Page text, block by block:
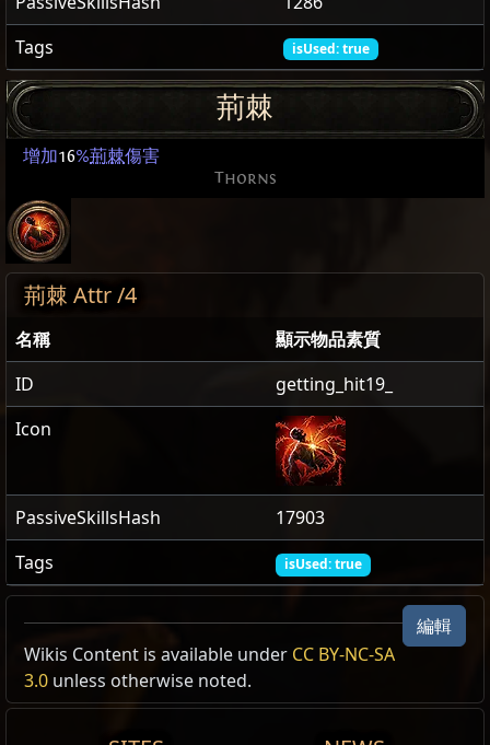
Tags
isUsed: true
荊棘
增加16%荊棘傷害
Thorns
荊棘 Attr /4
名稱
顯示物品素質
ID
getting_hit19_
Icon
PassiveSkillsHash
17903
Tags
isUsed: true
荊棘
荊棘傷害是一種你可以造成的擊中傷害。荊棘傷害不屬於
荊棘
荊棘傷害是一種你可以造成的擊中 傷害。荊棘傷害不屬於
攻擊傷害或法術傷害，且不受其詞綴影響。
編輯
Wikis Content is available under CC BY-NC-SA
3.0 unless otherwise noted.